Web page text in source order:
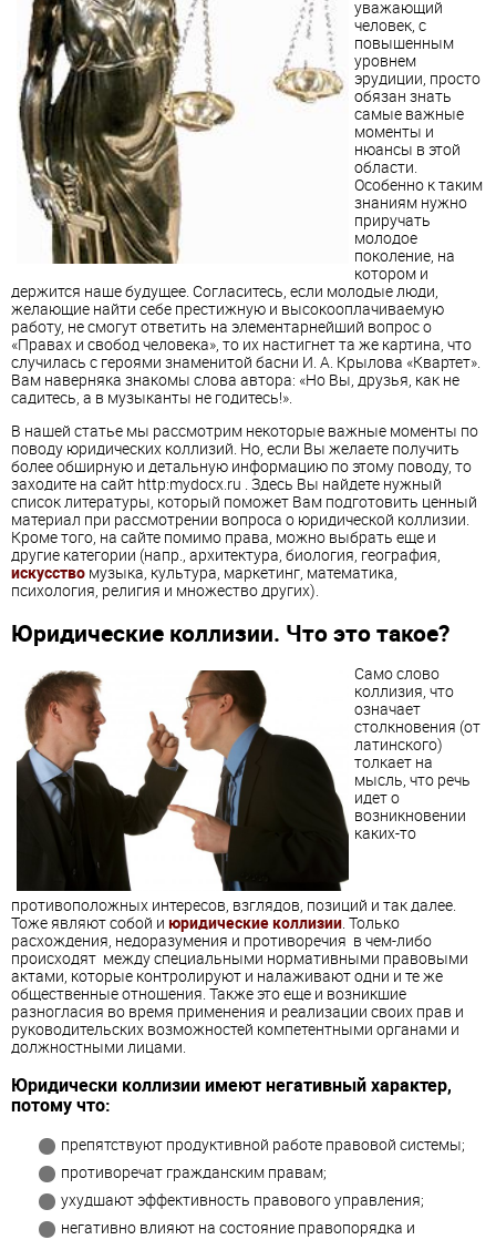
уважающий
человек, с
повышенным
уровнем
эрудиции, просто
обязан знать
самые важные
моменты и
нюансы в этой
области.
Особенно к таким
знаниям нужно
приручать
молодое
поколение, на
котором и
держится наше будущее. Согласитесь, если молодые люди,
желающие найти себе престижную и высокооплачиваемую
работу, не смогут ответить на элементарнейший вопрос о
«Правах и свобод человека», то их настигнет та же картина, что
случилась с героями знаменитой басни И. А. Крылова «Квартет».
Вам наверняка знакомы слова автора: «Но Вы, друзья, как не
садитесь, а в музыканты не годитесь!».
В нашей статье мы рассмотрим некоторые важные моменты по
поводу юридических коллизий. Но, если Вы желаете получить
более обширную и детальную информацию по этому поводу, то
заходите на сайт http:mydocx.ru . Здесь Вы найдете нужный
список литературы, который поможет Вам подготовить ценный
материал при рассмотрении вопроса о юридической коллизии.
Кроме того, на сайте помимо права, можно выбрать еще и
другие категории (напр., архитектура, биология, география,
искусство музыка, культура, маркетинг, математика,
психология, религия и множество других).
Юридические коллизии. Что это такое?
Само слово
коллизия, что
означает
столкновения (от
латинского)
толкает на
мысль, что речь
идет о
возникновении
каких-то
противоположных интересов, взглядов, позиций и так далее.
Тоже являют собой и юридические коллизии. Только
расхождения, недоразумения и противоречия в чем-либо
происходят между специальными нормативными правовыми
актами, которые контролируют и налаживают одни и те же
общественные отношения. Также это еще и возникшие
разногласия во время применения и реализации своих прав и
руководительских возможностей компетентными органами и
должностными лицами.
Юридически коллизии имеют негативный характер,
потому что:
препятствуют продуктивной работе правовой системы;
противоречат гражданским правам;
ухудшают эффективность правового управления;
негативно влияют на состояние правопорядка и